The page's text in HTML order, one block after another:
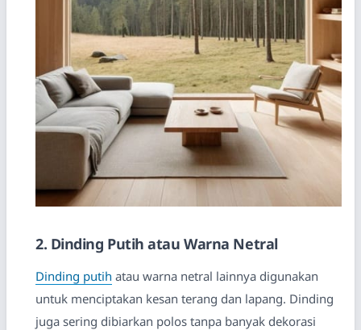
2. Dinding Putih atau Warna Netral
Dinding putih atau warna netral lainnya digunakan
untuk menciptakan kesan terang dan lapang. Dinding
juga sering dibiarkan polos tanpa banyak dekorasi